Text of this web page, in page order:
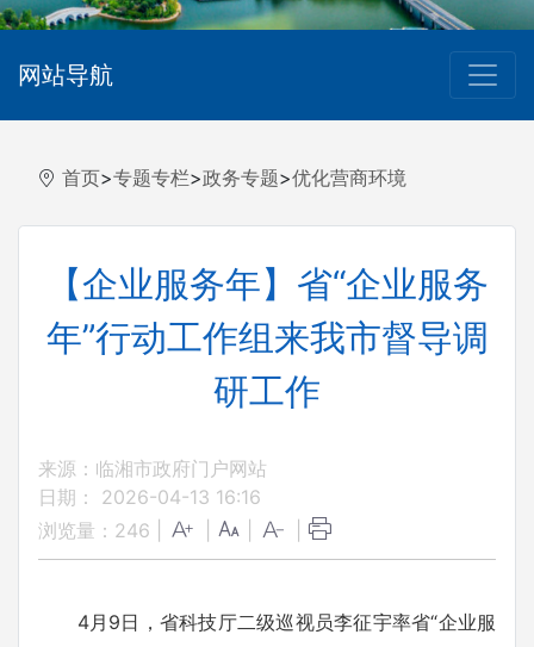
网站导航
首页>专题专栏>政务专题>优化营商环境
【企业服务年】省“企业服务
年”行动工作组来我市督导调
研工作
来源：临湘市政府门户网站
日期： 2026-04-13 16:16
浏览量： 246
4月9日，省科技厅二级巡视员李征宇率省“企业服